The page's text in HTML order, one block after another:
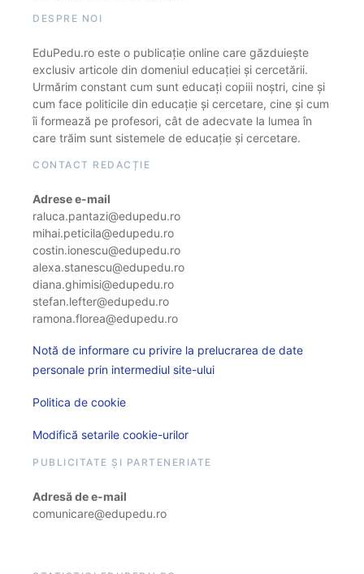
DESPRE NOI
EduPedu.ro este o publicație online care găzduiește
exclusiv articole din domeniul educației și cercetării.
Urmărim constant cum sunt educați copiii noștri, cine și
cum face politicile din educație și cercetare, cine și cum
îi formează pe profesori, cât de adecvate la lumea în
care trăim sunt sistemele de educație și cercetare.
CONTACT REDACȚIE
Adrese e-mail
raluca.pantazi@edupedu.ro
mihai.peticila@edupedu.ro
costin.ionescu@edupedu.ro
alexa.stanescu@edupedu.ro
diana.ghimisi@edupedu.ro
stefan.lefter@edupedu.ro
ramona.florea@edupedu.ro
Notă de informare cu privire la prelucrarea de date
personale prin intermediul site-ului
Politica de cookie
Modifică setarile cookie-urilor
PUBLICITATE ȘI PARTENERIATE
Adresă de e-mail
comunicare@edupedu.ro